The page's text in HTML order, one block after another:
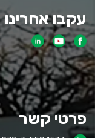
עקבו אחרינו
פרטי קשר